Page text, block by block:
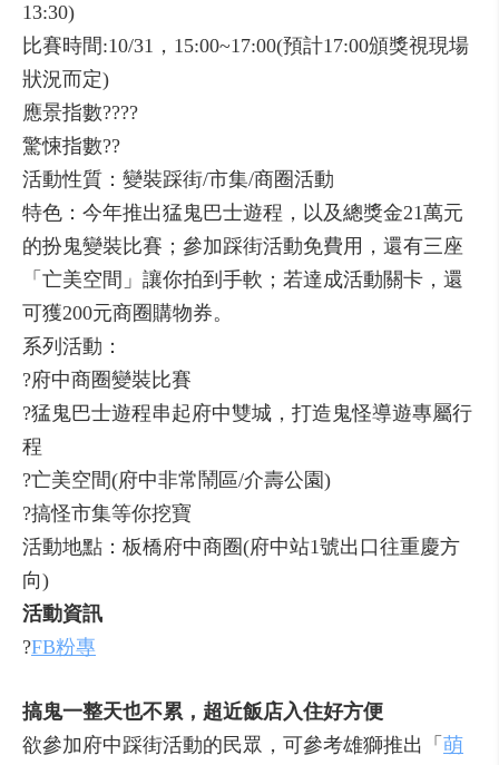
13:30)
比賽時間:10/31，15:00~17:00(預計17:00頒獎視現場
狀況而定)
應景指數????
驚悚指數??
活動性質：變裝踩街/市集/商圈活動
特色：今年推出猛鬼巴士遊程，以及總獎金21萬元
的扮鬼變裝比賽；參加踩街活動免費用，還有三座
「亡美空間」讓你拍到手軟；若達成活動關卡，還
可獲200元商圈購物券。
系列活動：
?府中商圈變裝比賽
?猛鬼巴士遊程串起府中雙城，打造鬼怪導遊專屬行
程
?亡美空間(府中非常鬧區/介壽公園)
?搞怪市集等你挖寶
活動地點：板橋府中商圈(府中站1號出口往重慶方
向)
活動資訊
?FB粉專
搞鬼一整天也不累，超近飯店入住好方便
欲參加府中踩街活動的民眾，可參考雄獅推出「 萌